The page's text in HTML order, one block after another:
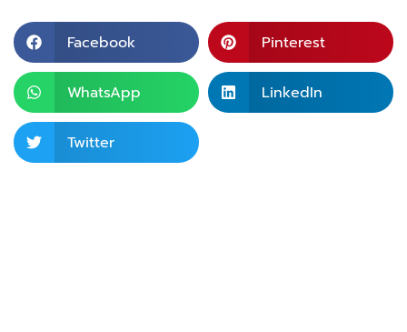
Facebook Pinterest
WhatsApp LinkedIn
Twitter